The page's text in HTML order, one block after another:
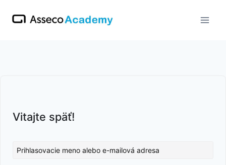
Vitajte späť!